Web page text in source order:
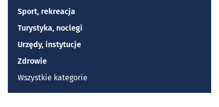
Sport, rekreacja
Turystyka, noclegi
Urzędy, instytucje
Zdrowie
Wszystkie kategorie